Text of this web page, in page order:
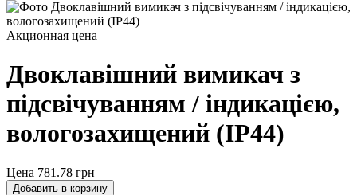
Акционная цена
Двоклавішний вимикач з
підсвічуванням / індикацією,
вологозахищений (IP44)
Цена 781.78 грн
Добавить в корзину